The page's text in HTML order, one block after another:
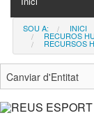
Contacta
Notícies
SOU A: INICI
RECUROS
RECURSOS